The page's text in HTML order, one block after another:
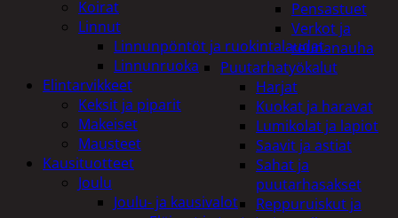
Pensastuet
Verkot ja
reunanauha
Puutarhatyökalut
Harjat
Kuokat ja haravat
Lumikolat ja lapiot
Saavit ja astiat
Sahat ja
puutarhasakset
Reppuruiskut ja
Koirat
Linnut
Linnunpöntöt ja ruokintalaudat
Linnunruoka
Elintarvikkeet
Keksit ja piparit
Makeiset
Mausteet
Kausituotteet
Joulu
Joulu- ja kausivalot